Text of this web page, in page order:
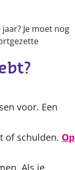
Je moet nog
voor. Een
of schulden. Op
Als je